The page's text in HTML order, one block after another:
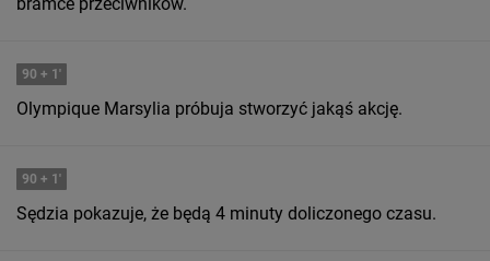
90 + 1'
Olympique Marsylia próbuja stworzyć jakąś akcję.
90 + 1'
Sędzia pokazuje, że będą 4 minuty doliczonego czasu.